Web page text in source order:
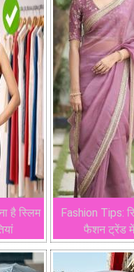
है स्लिम
Fashion Tips:
फैशन ट्रेंड में